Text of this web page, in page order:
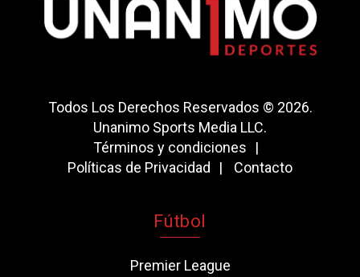
Todos Los Derechos Reservados © 2026.
Unanimo Sports Media LLC.
Términos y condiciones
Políticas de Privacidad
Contacto
Fútbol
Premier League